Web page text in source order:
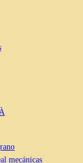
mecánicas